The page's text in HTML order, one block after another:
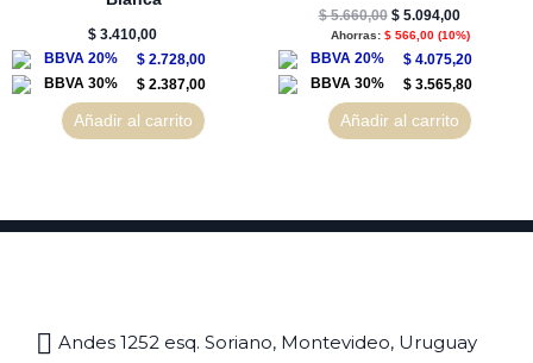
$ 3.410,00
$ 2.728,00
$ 2.387,00
Añadir al carrito
$5.660,00 $5.094,00
Ahorras: $566,00 (10%)
$ 4.075,20
$ 3.565,80
Añadir al carrito
Andes 1252 esq. Soriano, Montevideo, Uruguay